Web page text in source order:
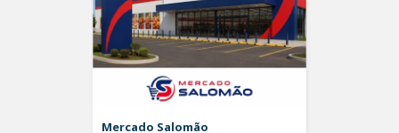
Mercado Salomão